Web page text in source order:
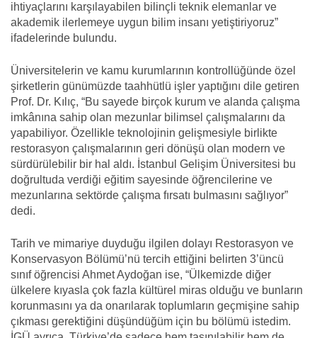
ihtiyaçlarını karşılayabilen bilinçli teknik elemanlar ve
akademik ilerlemeye uygun bilim insanı yetiştiriyoruz”
ifadelerinde bulundu.
Üniversitelerin ve kamu kurumlarının kontrollüğünde özel
şirketlerin günümüzde taahhütlü işler yaptığını dile getiren
Prof. Dr. Kılıç, “Bu sayede birçok kurum ve alanda çalışma
imkânına sahip olan mezunlar bilimsel çalışmalarını da
yapabiliyor. Özellikle teknolojinin gelişmesiyle birlikte
restorasyon çalışmalarının geri dönüşü olan modern ve
sürdürülebilir bir hal aldı. İstanbul Gelişim Üniversitesi bu
doğrultuda verdiği eğitim sayesinde öğrencilerine ve
mezunlarına sektörde çalışma fırsatı bulmasını sağlıyor”
dedi.
Tarih ve mimariye duyduğu ilgilen dolayı Restorasyon ve
Konservasyon Bölümü’nü tercih ettiğini belirten 3’üncü
sınıf öğrencisi Ahmet Aydoğan ise, “Ülkemizde diğer
ülkelere kıyasla çok fazla kültürel miras olduğu ve bunların
korunmasını ya da onarılarak toplumların geçmişine sahip
çıkması gerektiğini düşündüğüm için bu bölümü istedim.